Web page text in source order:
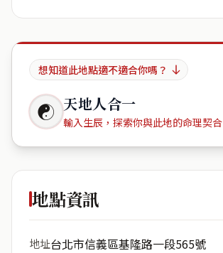
想知道此地點適不適合你嗎？
☯ 天地人合一
輸入生辰，探索你與此地的命理契合
地點資訊
地址台北市信義區基隆路一段565號